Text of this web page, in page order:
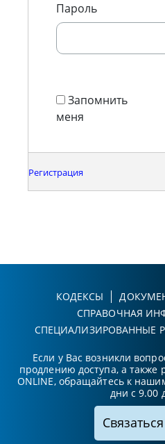
Пароль
Запомнить
меня
Регистрация
КОДЕКСЫ
СПРАВОЧНАЯ
СПЕЦИАЛИЗИРОВАННЫЕ
Если у Вас возникли
продлению доступа, а также
ONLINE, обращайтесь к
дни с 9.00